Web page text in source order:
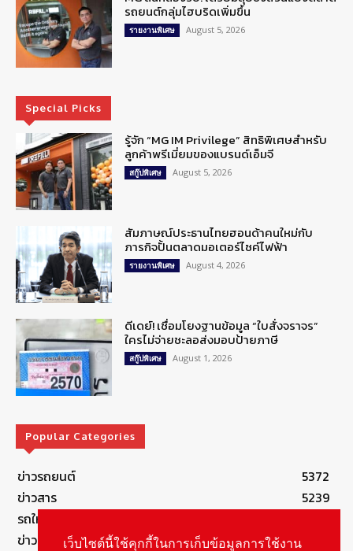
รถยนต์กลุ่มไฮบริดเพิ่มขึ้น
รายงานพิเศษ August 5, 2026
Special Picks
รู้จัก “MG IM Privilege” สิทธิพิเศษสำหรับ
ลูกค้าพรีเมี่ยมของแบรนด์เอ็มจี
สกู๊ปพิเศษ August 5, 2026
สัมภาษณ์ประธานไทยฮอนด้าคนใหม่กับ
ภารกิจปั้นตลาดมอเตอร์ไซค์ไฟฟ้า
รายงานพิเศษ August 4, 2026
ดีเดย์! เชื่อมโยงฐานข้อมูล “ใบสั่งจราจร”
ใครไม่จ่ายชะลอส่งมอบป้ายภาษี
สกู๊ปพิเศษ August 1, 2026
Popular Categories
ข่าวรถยนต์
5372
ข่าวสาร
5239
รถใหม่
ข่าวประชาสัมพันธ์เว็บไซต์นี้ใช้คุกกี้ในการเก็บข้อมูลการใช้งาน